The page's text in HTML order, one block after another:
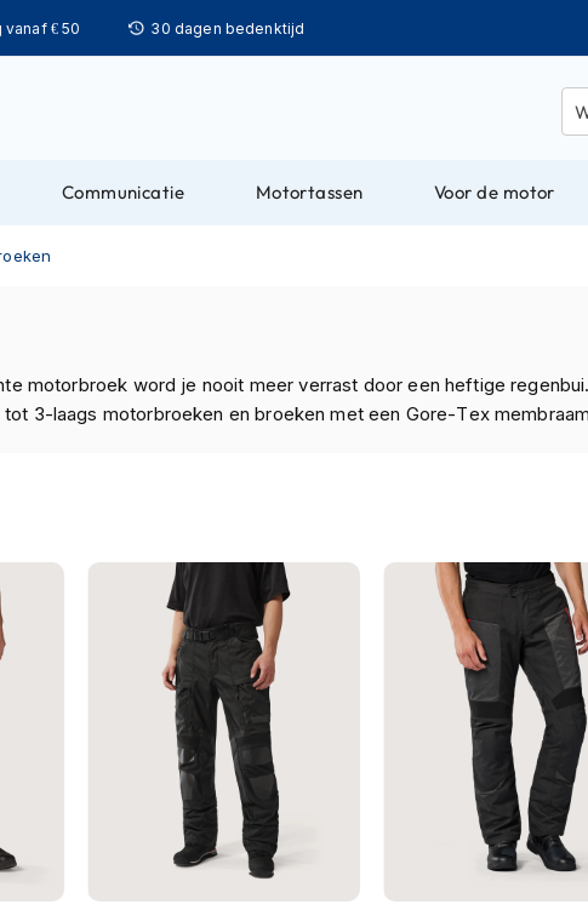
€ 50 30 dagen bedenktijd
Communicatie Motortassen Voor de motor
motorbroek word je nooit meer verrast door een heftige
3-laags motorbroeken en broeken met een Gore-Tex